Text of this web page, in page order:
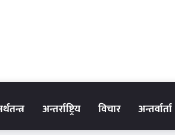
अन्तर्राष्ट्रिय विचार अन्तर्वार्ता